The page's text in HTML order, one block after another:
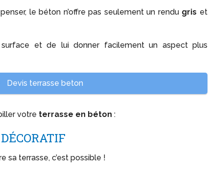
le béton n’offre pas seulement un rendu gris et
et de lui donner facilement un aspect plus
Devis terrasse beton
votre terrasse en béton :
sa terrasse, c’est possible !